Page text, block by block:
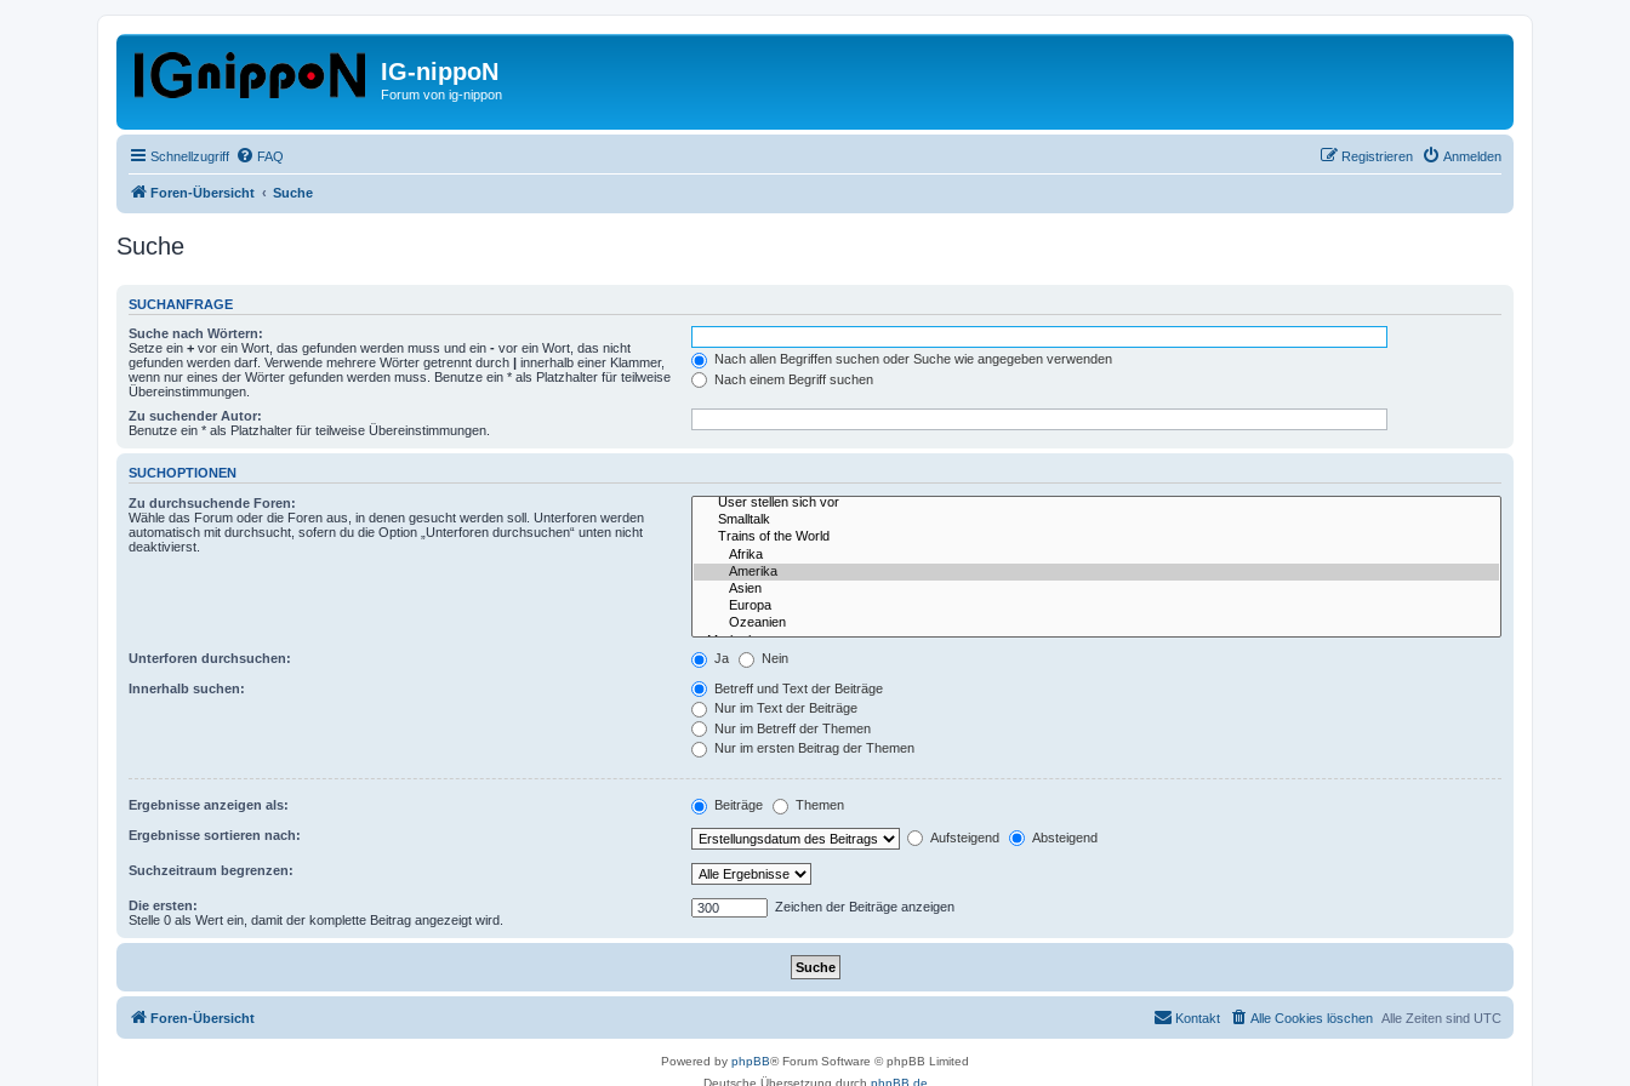
IG-nippoN
Forum von ig-nippon
Schnellzugriff FAQ Anmelden
Registrieren
Foren-Übersicht Suche
Suche
SUCHANFRAGE
Suche nach Wörtern:
Setze ein + vor ein Wort, das gefunden werden muss und ein - vor ein Wort, das nicht
gefunden werden darf. Verwende mehrere Wörter getrennt durch | innerhalb einer Klammer,
wenn nur eines der Wörter gefunden werden muss. Benutze ein * als Platzhalter für teilweise
Übereinstimmungen.
Nach allen Begriffen suchen oder Suche wie angegeben verwenden
Nach einem Begriff suchen
Zu suchender Autor:
Benutze ein * als Platzhalter für teilweise Übereinstimmungen.
SUCHOPTIONEN
Zu durchsuchende Foren:
Wähle das Forum oder die Foren aus, in denen gesucht werden soll. Unterforen werden
automatisch mit durchsucht, sofern du die Option „Unterforen durchsuchen“ unten nicht
deaktivierst.
Unterforen durchsuchen: Ja Nein
Innerhalb suchen:
Betreff und Text der Beiträge
Nur im Text der Beiträge
Nur im Betreff der Themen
Nur im ersten Beitrag der Themen
Ergebnisse anzeigen als: Beiträge Themen
Ergebnisse sortieren nach: Aufsteigend Absteigend
Suchzeitraum begrenzen:
Die ersten:
Stelle 0 als Wert ein, damit der komplette Beitrag angezeigt wird.
Zeichen der Beiträge anzeigen
Foren-Übersicht Alle Zeiten sind UTC
Alle Cookies löschen
Kontakt
Powered by phpBB® Forum Software © phpBB Limited
Deutsche Übersetzung durch phpBB.de